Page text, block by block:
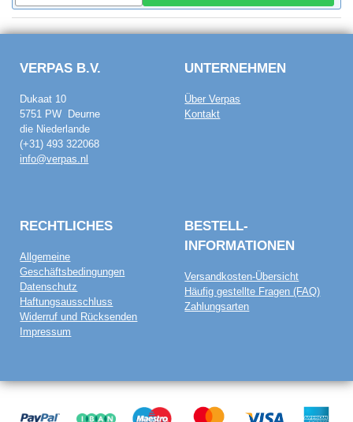
VERPAS B.V.
Dukaat 10
5751 PW Deurne
die Niederlande
(+31) 493 322068
info@verpas.nl
UNTERNEHMEN
Über Verpas
Kontakt
RECHTLICHES
Allgemeine
Geschäftsbedingungen
Datenschutz
Haftungsausschluss
Widerruf und Rücksenden
Impressum
BESTELL­
INFORMATIONEN
Versandkosten-Übersicht
Häufig gestellte Fragen (FAQ)
Zahlungsarten